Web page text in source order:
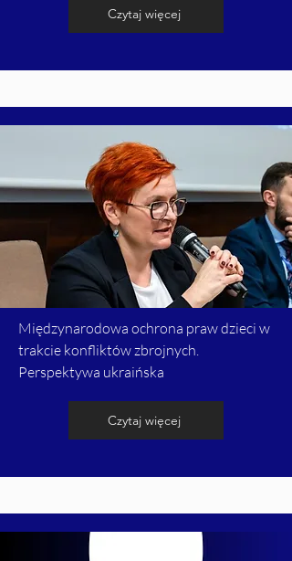
Czytaj więcej
Międzynarodowa ochrona praw dzieci w
trakcie konfliktów zbrojnych.
Perspektywa ukraińska
Czytaj więcej